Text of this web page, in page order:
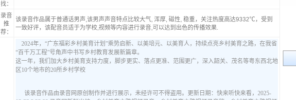
找：
录音
推
荐：
该录音作品属于普通话男声,该男声声音特点比较大气, 浑厚, 磁性, 稳重，关注热度高达9332℃，受到
一致好评，该配音员适于为学校,视频等内容进行录音,可以达到出色的传播效果.